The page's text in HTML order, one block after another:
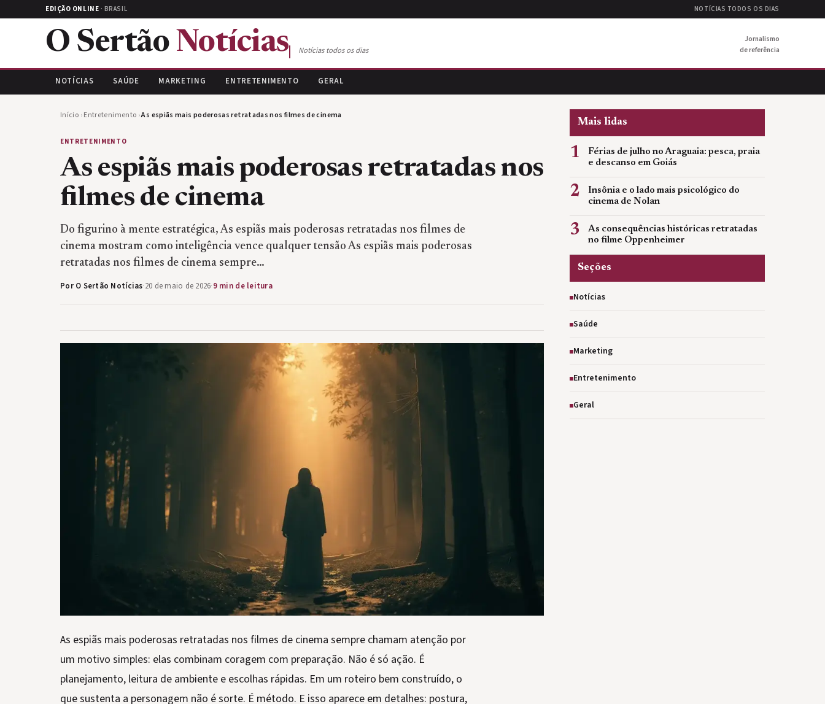
EDIÇÃO ONLINE · BRASIL NOTÍCIAS TODOS OS DIAS
O Sertão Notícias Notícias todos os dias
Jornalismo
de referência
NOTÍCIAS SAÚDE MARKETING ENTRETENIMENTO GERAL
Início ›Entretenimento ›As espiãs mais poderosas retratadas nos filmes de cinema
ENTRETENIMENTO
As espiãs mais poderosas retratadas nos
filmes de cinema
Do figurino à mente estratégica, As espiãs mais poderosas retratadas nos filmes de
cinema mostram como inteligência vence qualquer tensão As espiãs mais poderosas
retratadas nos filmes de cinema sempre…
Por O Sertão Notícias·20 de maio de 2026·9 min de leitura
As espiãs mais poderosas retratadas nos filmes de cinema sempre chamam atenção por
um motivo simples: elas combinam coragem com preparação. Não é só ação. É
planejamento, leitura de ambiente e escolhas rápidas. Em um roteiro bem construído, o
que sustenta a personagem não é sorte. É método. E isso aparece em detalhes: postura,
Mais lidas
1
Férias de julho no Araguaia: pesca, praia
e descanso em Goiás
2
Insônia e o lado mais psicológico do
cinema de Nolan
3
As consequências históricas retratadas
no filme Oppenheimer
Seções
Notícias
Saúde
Marketing
Entretenimento
Geral